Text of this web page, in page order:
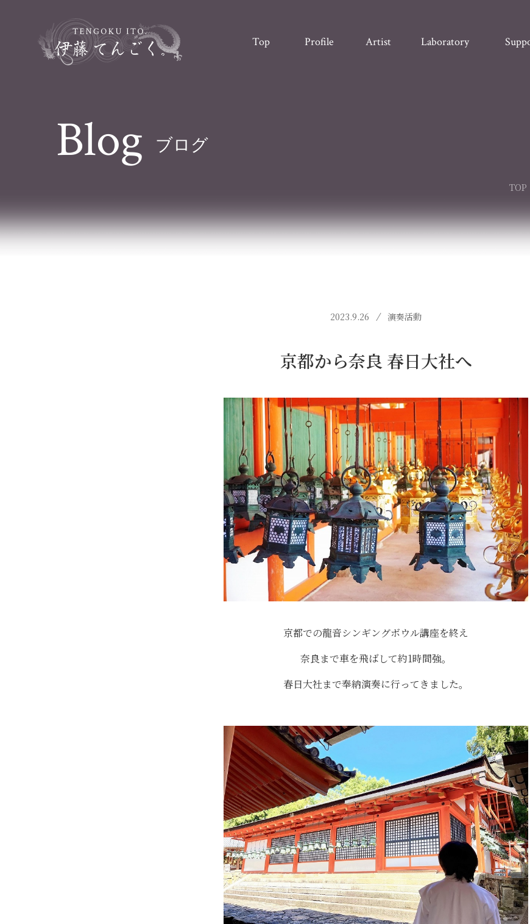
Top Profile Artist Laboratory
Blog ブログ
TOP
2023.9.26 演奏活動
京都から奈良 春日大社へ
京都での龍音シンギングボウル講座を終え
奈良まで車を飛ばして約1時間強。
春日大社まで奉納演奏に行ってきました。